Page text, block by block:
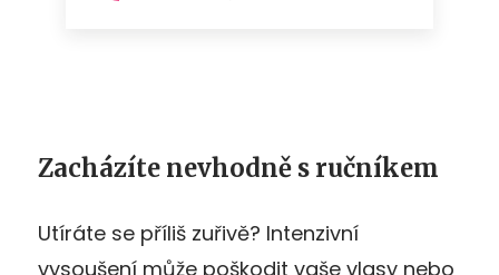
Zacházíte nevhodně s ručníkem
Utíráte se příliš zuřivě? Intenzivní
vysoušení může poškodit vaše vlasy nebo